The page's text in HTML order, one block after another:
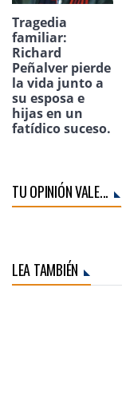
Tragedia
familiar:
Richard
Peñalver pierde
la vida junto a
su esposa e
hijas en un
fatídico suceso.
TU OPINIÓN VALE...
LEA TAMBIÉN